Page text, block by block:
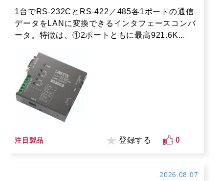
1台でRS-232CとRS-422／485各1ポートの通信
データをLANに変換できるインタフェースコンバ
ータ。特徴は、①2ポートともに最高921.6K...
注目製品 登録する 0
2026.08.07